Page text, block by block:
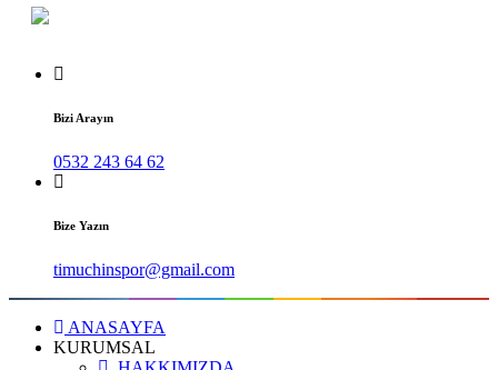
Bizi Arayın
0532 243 64 62
Bize Yazın
timuchinspor@gmail.com
ANASAYFA
KURUMSAL